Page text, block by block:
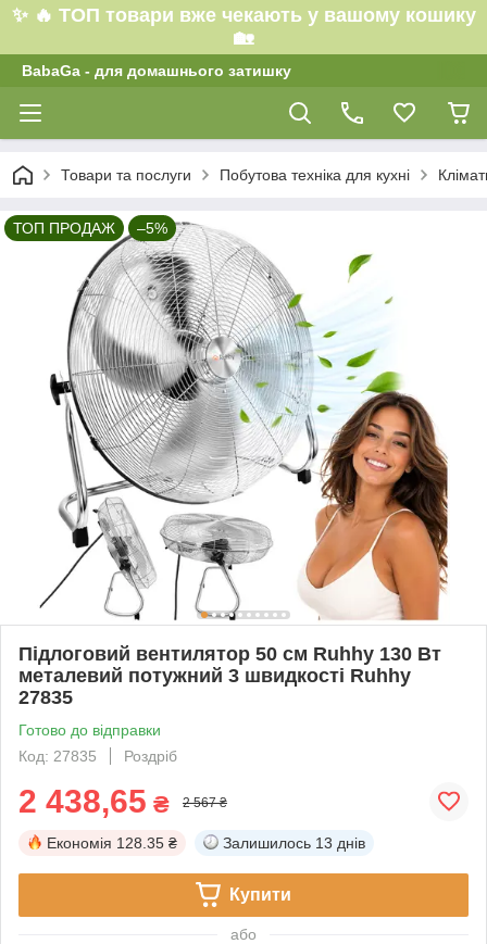
✨ 🔥 ТОП товари вже чекають у вашому кошику
🏡
BabaGa - для домашнього затишку
Товари та послуги Побутова техніка для кухні
ТОП ПРОДАЖ –5%
Підлоговий вентилятор 50 см Ruhhy 130 Вт
металевий потужний 3 швидкості Ruhhy
27835
Готово до відправки
Код: 27835
Роздріб
2 438,65 ₴ 2 567 ₴
Економія 128.35 ₴ Залишилось 13 днів
Купити
або